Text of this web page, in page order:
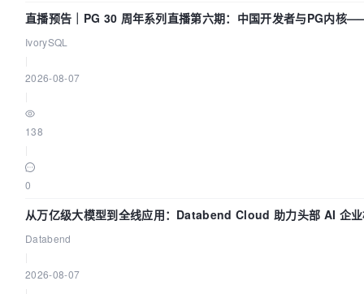
直播预告｜PG 30 周年系列直播第六期：中国开发者与PG内核
们改得动吗？我们贡献了什么？
IvorySQL
2026-08-07
138
0
从万亿级大模型到全线应用：Databend Cloud 助力头部 AI 企
全链路 Trace 数据管道
Databend
2026-08-07